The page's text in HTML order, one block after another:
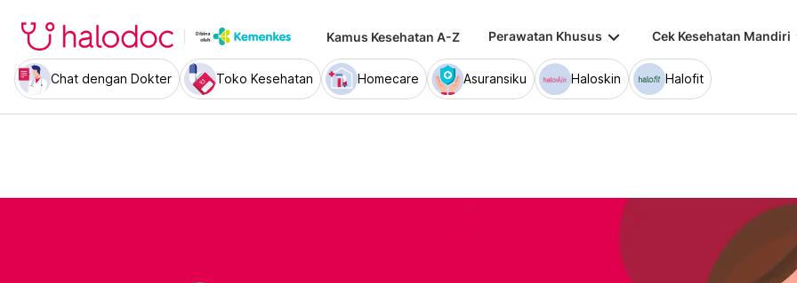
Kamus Kesehatan A-Z Perawatan Khusus keyboard_arrow_down Cek Kesehatan Mandiri
Chat dengan Dokter Toko Kesehatan Homecare Asuransiku Haloskin Halofit